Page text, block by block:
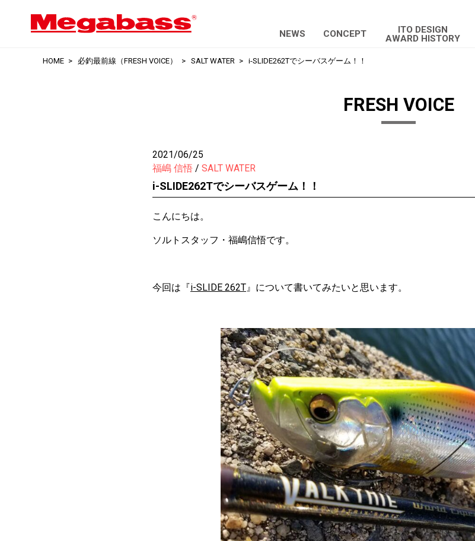
NEWS CONCEPT
ITO DESIGN
AWARD HISTORY
HOME 必釣最前線（FRESH VOICE） SALT WATER i-SLIDE262Tでシーバスゲーム！！
FRESH VOICE
2021/06/25
福嶋 信悟
SALT WATER
i-SLIDE262Tでシーバスゲーム！！
こんにちは。
ソルトスタッフ・福嶋信悟です。
今回は『i-SLIDE 262T』について書いてみたいと思います。